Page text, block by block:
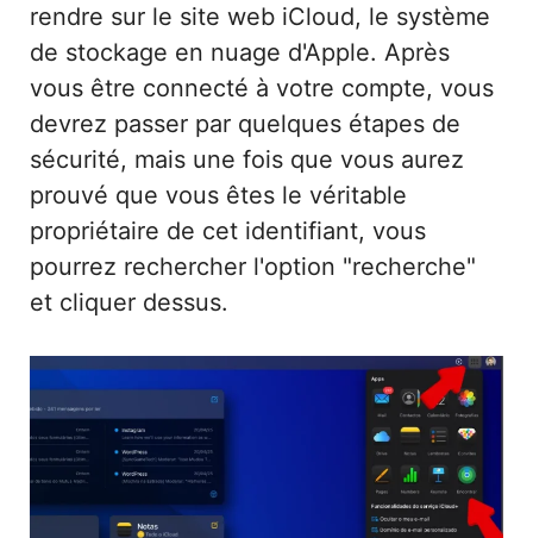
rendre sur le site web iCloud, le système
de stockage en nuage d'Apple. Après
vous être connecté à votre compte, vous
devrez passer par quelques étapes de
sécurité, mais une fois que vous aurez
prouvé que vous êtes le véritable
propriétaire de cet identifiant, vous
pourrez rechercher l'option "recherche"
et cliquer dessus.